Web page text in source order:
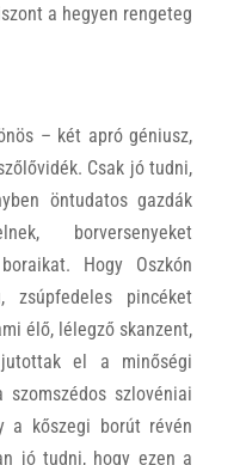
a hegyen rengeteg
– két apró géniusz,
Csak jó tudni,
öntudatos gazdák
borversenyeket
Hogy Oszkón
zsúpfedeles pincéket
élő, lélegző skanzent,
el a minőségi
szlovéniai
a kőszegi borút révén
jó tudni, hogy ezen a